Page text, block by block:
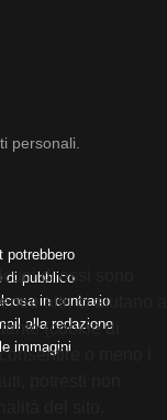
personali.
potrebbero
di pubblico
in contrario
alla redazione
immagini
di essi sono
altri ci aiutano a
(cookie di
o meno i
potresti non